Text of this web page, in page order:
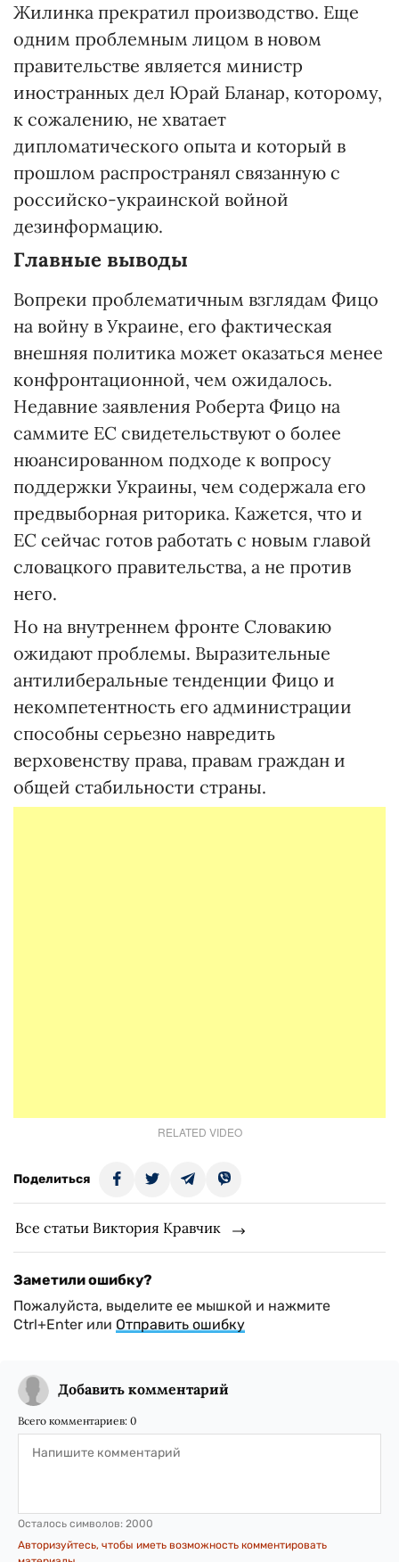
Жилинка прекратил производство. Еще
одним проблемным лицом в новом
правительстве является министр
иностранных дел Юрай Бланар, которому,
к сожалению, не хватает
дипломатического опыта и который в
прошлом распространял связанную с
российско-украинской войной
дезинформацию.
Главные выводы
Вопреки проблематичным взглядам Фицо
на войну в Украине, его фактическая
внешняя политика может оказаться менее
конфронтационной, чем ожидалось.
Недавние заявления Роберта Фицо на
саммите ЕС свидетельствуют о более
нюансированном подходе к вопросу
поддержки Украины, чем содержала его
предвыборная риторика. Кажется, что и
ЕС сейчас готов работать с новым главой
словацкого правительства, а не против
него.
Но на внутреннем фронте Словакию
ожидают проблемы. Выразительные
антилиберальные тенденции Фицо и
некомпетентность его администрации
способны серьезно навредить
верховенству права, правам граждан и
общей стабильности страны.
RELATED VIDEO
Поделиться
Все статьи Виктория Кравчик
Заметили ошибку?
Пожалуйста, выделите ее мышкой и нажмите
Ctrl+Enter или Отправить ошибку
Добавить комментарий
Всего комментариев: 0
Осталось символов: 2000
Авторизуйтесь, чтобы иметь возможность комментировать